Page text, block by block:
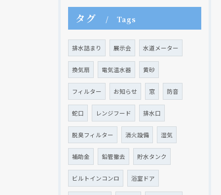
タグ Tags
排水詰まり 展示会 水道メーター
換気扇 電気温水器 黄砂
フィルター お知らせ 窓 防音
蛇口 レンジフード 排水口
脱臭フィルター 消火設備 湿気
補助金 鉛管撤去 貯水タンク
ビルトインコンロ 浴室ドア
クリックでチラシのページにジャンプします
クリックでチラシのページにジャンプします